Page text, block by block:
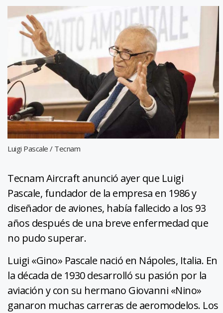
Luigi Pascale / Tecnam
Tecnam Aircraft anunció ayer que Luigi
Pascale, fundador de la empresa en 1986 y
diseñador de aviones, había fallecido a los 93
años después de una breve enfermedad que
no pudo superar.
Luigi «Gino» Pascale nació en Nápoles, Italia. En
la década de 1930 desarrolló su pasión por la
aviación y con su hermano Giovanni «Nino»
ganaron muchas carreras de aeromodelos. Los